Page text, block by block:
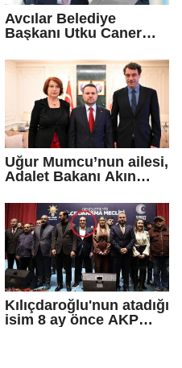
Avcılar Belediye
Başkanı Utku Caner
kararı
Uğur Mumcu’nun ailesi,
Adalet Bakanı Akın
Kılıçdaroğlu'nun atadığı
isim 8 ay önce AKP